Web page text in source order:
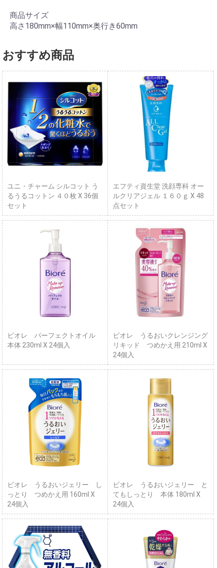
商品サイズ
高さ180mm×幅110mm×奥行き60mm
おすすめ商品
ユニ・チャーム シルコット う
るうるコットン ４０枚 X 36個
セット
エフティ資生堂 洗顔専科 オー
ルクリアジェル １６０ｇ X 48
点セット
ビオレ パーフェクトオイル
本体 230ml X 24個入
ビオレ うるおいクレンジング
リキッド つめかえ用 210ml X
24個入
ビオレ うるおいジェリー し
っとり つめかえ用 160ml X
24個入
ビオレ うるおいジェリー と
てもしっとり 本体 180ml X
24個入